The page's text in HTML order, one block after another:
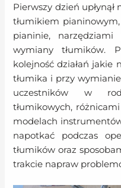
Pierwszy dzień
tłumikiem
pianinie,
wymiany tłumików.
kolejność działań jakie
tłumika i przy
uczestników w
tłumikowych,
modelach
napotkać podczas
tłumików oraz
trakcie napraw